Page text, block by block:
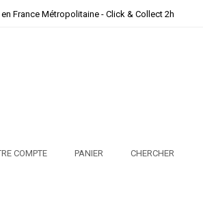
France Métropolitaine - Click & Collect 2h
COMPTE PANIER CHERCHER